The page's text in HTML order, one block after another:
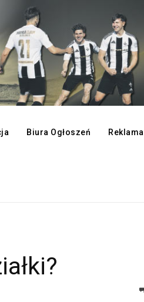
Biura Ogłoszeń Reklama